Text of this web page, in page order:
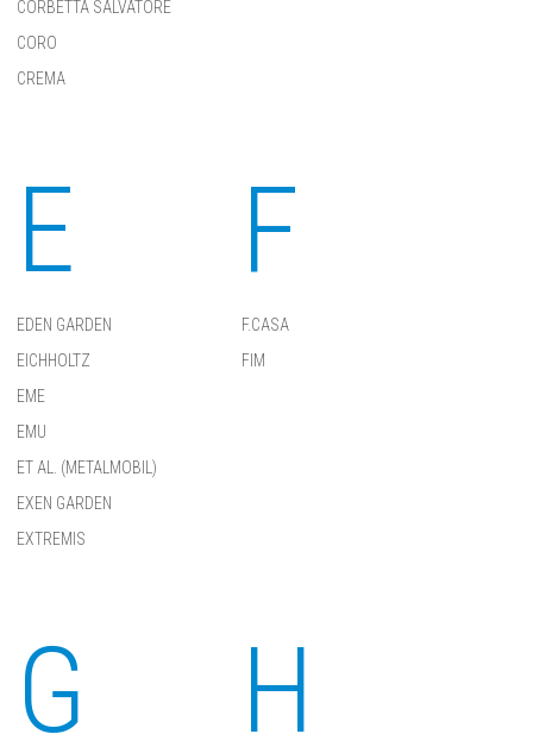
CORBETTA SALVATORE
CORO
CREMA
E
EDEN GARDEN
EICHHOLTZ
EME
EMU
ET AL. (METALMOBIL)
EXEN GARDEN
EXTREMIS
F
F.CASA
FIM
G H